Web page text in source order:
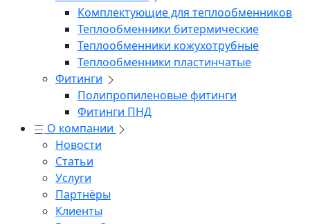
Комплектующие для теплообменников
Теплообменники битермические
Теплообменники кожухотрубные
Теплообменники пластинчатые
Фитинги
Полипропиленовые фитинги
Фитинги ПНД
О компании
Новости
Статьи
Услуги
Партнёры
Клиенты